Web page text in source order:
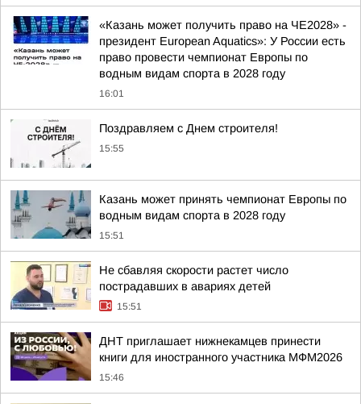
«Казань может получить право на ЧЕ2028» -
президент European Aquatics»: У России есть
право провести чемпионат Европы по
водным видам спорта в 2028 году
16:01
Поздравляем с Днем строителя!
15:55
Казань может принять чемпионат Европы по
водным видам спорта в 2028 году
15:51
Не сбавляя скорости растет число
пострадавших в авариях детей
15:51
ДНТ приглашает нижнекамцев принести
книги для иностранного участника МФМ2026
15:46